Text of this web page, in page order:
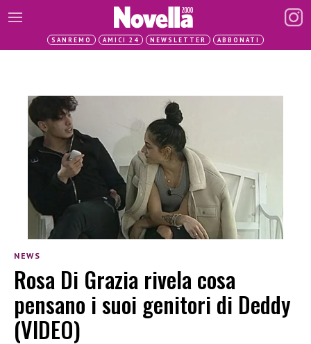
SANREMO AMICI 24 NEWSLETTER ABBONATI
NEWS
Rosa Di Grazia rivela cosa
pensano i suoi genitori di Deddy
(VIDEO)